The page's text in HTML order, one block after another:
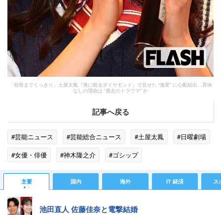
「頬骨までくっきり」土屋太鳳『海に眠るダイヤモンド』で見せた “激変” に心配続出…育休
なしの理由は “過去のトラウマ” か
記事へ戻る
#芸能ニュース #芸能総合ニュース #土屋太鳳
#日曜劇場
#女優・俳優
#神木隆之介
#ゴシップ
#エンタメ・芸能ニュース
主要 国内 海外 IT 経済 ス
池田直人 佐藤佳奈と電撃結婚